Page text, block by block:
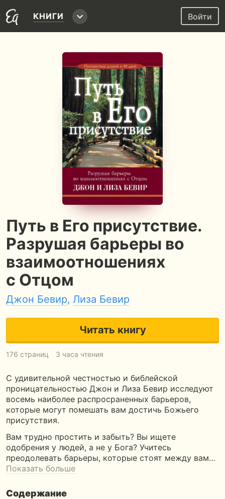
КНИГИ Войти
Путь в Его присутствие.
Разрушая барьеры во
взаимоотношениях
с Отцом
Джон Бевир, Лиза Бевир
Читать книгу
176 страниц 3 часа чтения
С удивительной честностью и библейской
проницательностью Джон и Лиза Бевир исследуют
восемь наиболее распросраненных барьеров,
которые могут помешать вам достичь Божьего
присутствия.
Вам трудно простить и забыть? Вы ищете
одобрения у людей, а не у Бога? Учитесь
преодолевать барьеры, которые стоят между вам…
Показать больше
Содержание